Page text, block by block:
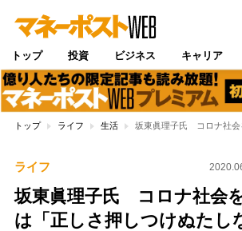
トップ 投資 ビジネス キャリア
トップ ライフ 生活 坂東眞理子氏 コロナ社会
ライフ
坂東眞理子氏 コロナ社会
は「正しさ押しつけぬたし